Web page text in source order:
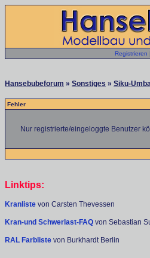
Registrieren
Hansebubeforum » Sonstiges » Siku-
Fehler
Nur registrierte/eingeloggte Benutzer
Linktips:
Kranliste von Carsten Thevessen
Kran-und Schwerlast-FAQ von Sebastian
RAL Farbliste von Burkhardt Berlin